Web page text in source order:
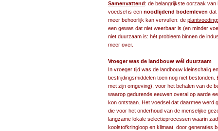
Samenvattend : de belangrijkste oorzaak
voedsel is een noodlijdend bodemleven dat
meer behoorlijk kan vervullen: de
een gewas dat niet weerbaar is (en minder
niet duurzaam is: hét probleem binnen de
meer over.
Vroeger was de landbouw wél duurzaam
In vroeger tijd was de landbouw kleinschalig
bestrijdingsmiddelen toen nog niet
met zijn omgeving), voor het behalen van de
waarop gedurende eeuwen overal op aarde
kon ontstaan. Het voedsel dat daarmee werd
die voor het onderhoud van de menselijke
langzame lokale selectieprocessen waarin
koolstofkringloop en klimaat, door generaties